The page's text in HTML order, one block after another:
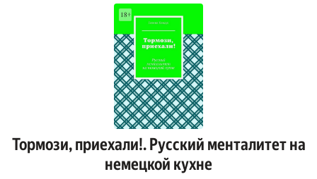
Тормози, приехали!. Русский менталитет на
немецкой кухне